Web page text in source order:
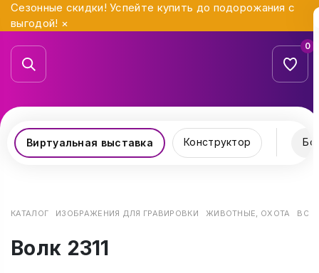
Сезонные скидки! Успейте купить до подорожания с
выгодой! ×
0
Виртуальная выставка Конструктор
КАТАЛОГ ИЗОБРАЖЕНИЯ ДЛЯ ГРАВИРОВКИ ЖИВОТНЫЕ, ОХОТА
Волк 2311